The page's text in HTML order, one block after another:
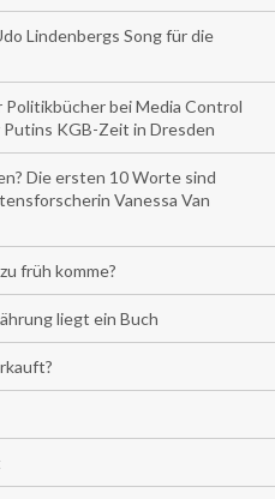
Lindenbergs Song für die
Politikbücher bei Media Control
KGB-Zeit in Dresden
Die ersten 10 Worte sind
Vanessa Van
früh komme?
liegt ein Buch